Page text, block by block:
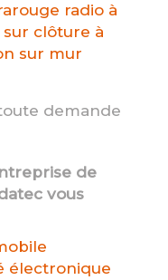
radio à
clôture à
sur mur
demande
de
vous
électronique